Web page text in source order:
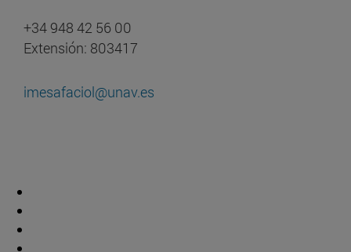
+34 948 42 56 00
Extensión: 803417
imesafaciol@unav.es